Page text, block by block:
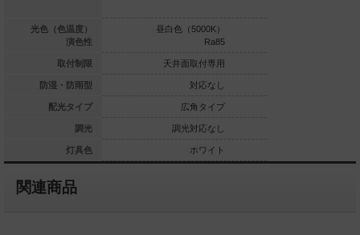
光色（色温度）
演色性
取付制限
防湿・防雨型
配光タイプ
調光
灯具色
白色（4000K）
井面取付専用
対応なし
広角タイプ
昼白色（5000K）
Ra85
天井面取付専用
対応なし
広角タイプ
調光対応なし
ホワイト
関連商品